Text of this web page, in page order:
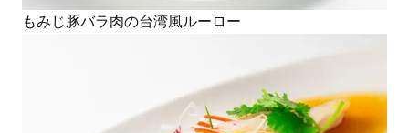
もみじ豚バラ肉の台湾風ルーロー